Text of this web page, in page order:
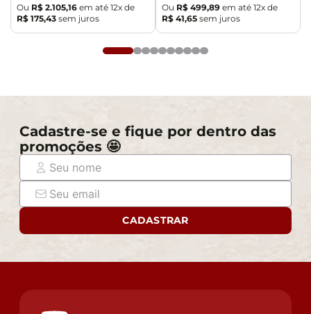
Ou R$ 2.105,16 em até 12x de
R$ 175,43 sem juros
Ou R$ 499,89 em até 12x de
R$ 41,65 sem juros
Cadastre-se e fique por dentro das
promoções 🤩
CADASTRAR